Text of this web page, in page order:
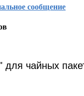
сообщение
для чайных